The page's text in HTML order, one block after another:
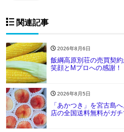
関連記事
2026年8月6日
飯綱高原別荘の売買契
笑顔とMプロへの感謝！
2026年8月5日
「あかつき」を宮古島
店の全国送料無料がガ